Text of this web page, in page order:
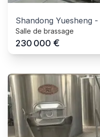
Shandong Yuesheng -
Salle de brassage
230 000 €